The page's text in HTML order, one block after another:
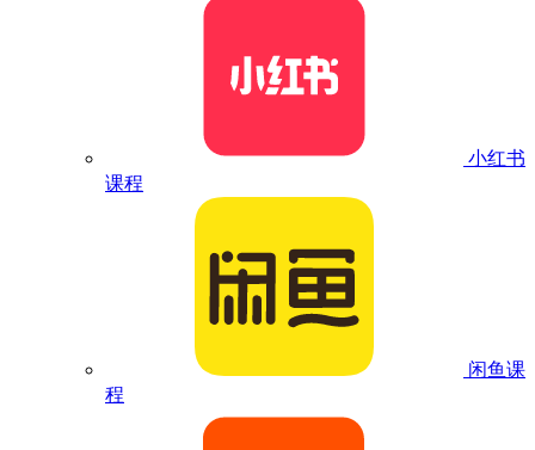
小红书
课程
闲鱼课
程